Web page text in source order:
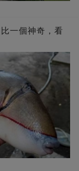
一個神奇，看